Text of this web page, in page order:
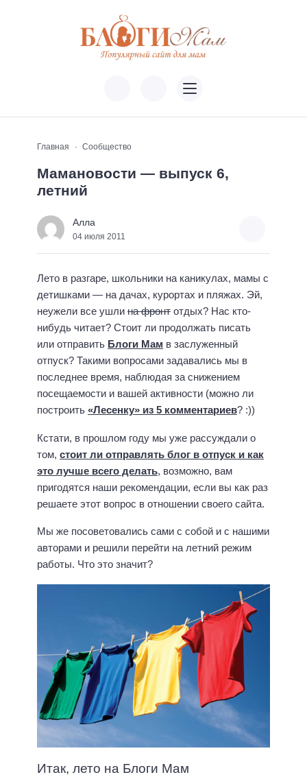
Главная Сообщество
Мамановости — выпуск 6,
летний
Алла
04 июля 2011
Лето в разгаре, школьники на каникулах, мамы с
детишками — на дачах, курортах и пляжах. Эй,
неужели все ушли на фронт отдых? Нас кто-
нибудь читает? Стоит ли продолжать писать
или отправить Блоги Мам в заслуженный
отпуск? Такими вопросами задавались мы в
последнее время, наблюдая за снижением
посещаемости и вашей активности (можно ли
построить «Лесенку» из 5 комментариев? :))
Кстати, в прошлом году мы уже рассуждали о
том, стоит ли отправлять блог в отпуск и как
это лучше всего делать, возможно, вам
пригодятся наши рекомендации, если вы как раз
решаете этот вопрос в отношении своего сайта.
Мы же посоветовались сами с собой и с нашими
авторами и решили перейти на летний режим
работы. Что это значит?
Итак, лето на Блоги Мам